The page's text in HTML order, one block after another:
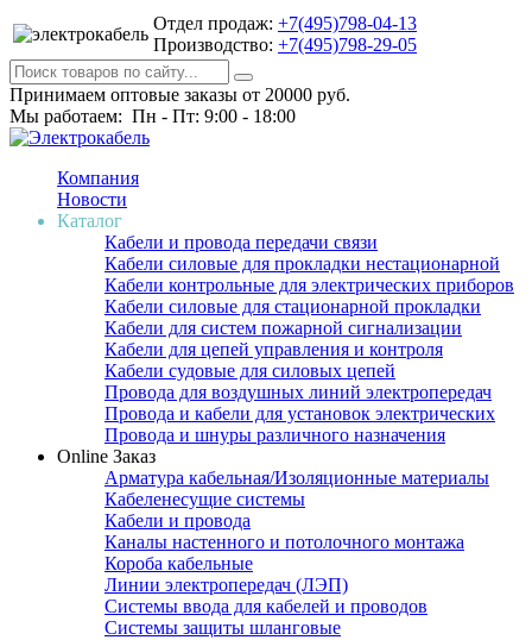
Отдел продаж: +7(495)798-04-13
Производство: +7(495)798-29-05
Принимаем оптовые заказы от 20000 руб.
Мы работаем: Пн - Пт: 9:00 - 18:00
Компания
Новости
Каталог
Кабели и провода передачи связи
Кабели силовые для прокладки нестационарной
Кабели контрольные для электрических приборов
Кабели силовые для стационарной прокладки
Кабели для систем пожарной сигнализации
Кабели для цепей управления и контроля
Кабели судовые для силовых цепей
Провода для воздушных линий электропередач
Провода и кабели для установок электрических
Провода и шнуры различного назначения
Online Заказ
Арматура кабельная/Изоляционные материалы
Кабеленесущие системы
Кабели и провода
Каналы настенного и потолочного монтажа
Короба кабельные
Линии электропередач (ЛЭП)
Системы ввода для кабелей и проводов
Системы защиты шланговые